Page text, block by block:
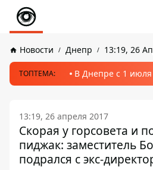
Новости Днепр 13:19, 26
ТОПТЕМА: В Днепре с 1
13:19, 26 апреля 2017
Скорая у горсовета и
пиджак: заместитель
подрался с экс-